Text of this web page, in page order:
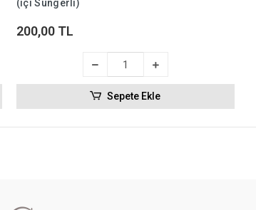
(içi Süngerli)
200,00 TL
Sepete Ekle